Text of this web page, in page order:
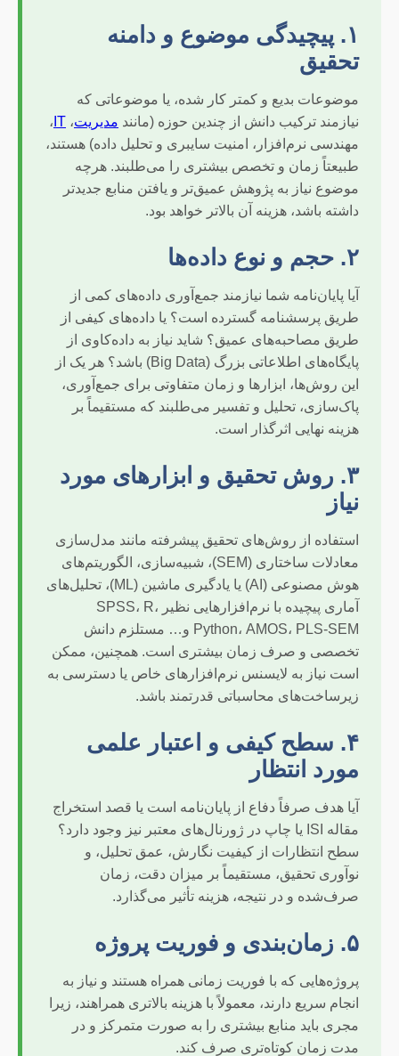
۱. پیچیدگی موضوع و دامنه
تحقیق
موضوعات بدیع و کمتر کار شده، یا موضوعاتی که
نیازمند ترکیب دانش از چندین حوزه (مانند مدیریت، IT ،
مهندسی نرم‌افزار، امنیت سایبری و تحلیل داده) هستند،
طبیعتاً زمان و تخصص بیشتری را می‌طلبند. هرچه
موضوع نیاز به پژوهش عمیق‌تر و یافتن منابع جدیدتر
داشته باشد، هزینه آن بالاتر خواهد بود.
۲. حجم و نوع داده‌ها
آیا پایان‌نامه شما نیازمند جمع‌آوری داده‌های کمی از
طریق پرسشنامه گسترده است؟ یا داده‌های کیفی از
طریق مصاحبه‌های عمیق؟ شاید نیاز به داده‌کاوی از
پایگاه‌های اطلاعاتی بزرگ (Big Data) باشد؟ هر یک از
این روش‌ها، ابزارها و زمان متفاوتی برای جمع‌آوری،
پاک‌سازی، تحلیل و تفسیر می‌طلبند که مستقیماً بر
هزینه نهایی اثرگذار است.
۳. روش تحقیق و ابزارهای مورد
نیاز
استفاده از روش‌های تحقیق پیشرفته مانند مدل‌سازی
معادلات ساختاری (SEM)، شبیه‌سازی، الگوریتم‌های
هوش مصنوعی (AI) یا یادگیری ماشین (ML)، تحلیل‌های
آماری پیچیده با نرم‌افزارهایی نظیر SPSS، R،
Python، AMOS، PLS-SEM و… مستلزم دانش
تخصصی و صرف زمان بیشتری است. همچنین، ممکن
است نیاز به لایسنس نرم‌افزارهای خاص یا دسترسی به
زیرساخت‌های محاسباتی قدرتمند باشد.
۴. سطح کیفی و اعتبار علمی
مورد انتظار
آیا هدف صرفاً دفاع از پایان‌نامه است یا قصد استخراج
مقاله ISI یا چاپ در ژورنال‌های معتبر نیز وجود دارد؟
سطح انتظارات از کیفیت نگارش، عمق تحلیل، و
نوآوری تحقیق، مستقیماً بر میزان دقت، زمان
صرف‌شده و در نتیجه، هزینه تأثیر می‌گذارد.
۵. زمان‌بندی و فوریت پروژه
پروژه‌هایی که با فوریت زمانی همراه هستند و نیاز به
انجام سریع دارند، معمولاً با هزینه بالاتری همراهند، زیرا
مجری باید منابع بیشتری را به صورت متمرکز و در
مدت زمان کوتاه‌تری صرف کند.